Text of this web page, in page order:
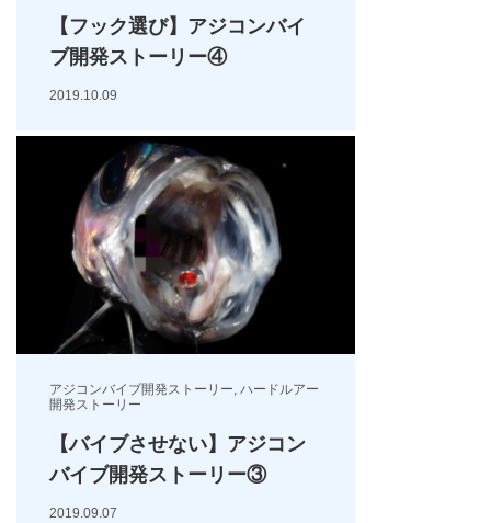
【フック選び】アジコンバイ
ブ開発ストーリー④
2019.10.09
アジコンバイブ開発ストーリー, ハードルアー
開発ストーリー
【バイブさせない】アジコン
バイブ開発ストーリー③
2019.09.07